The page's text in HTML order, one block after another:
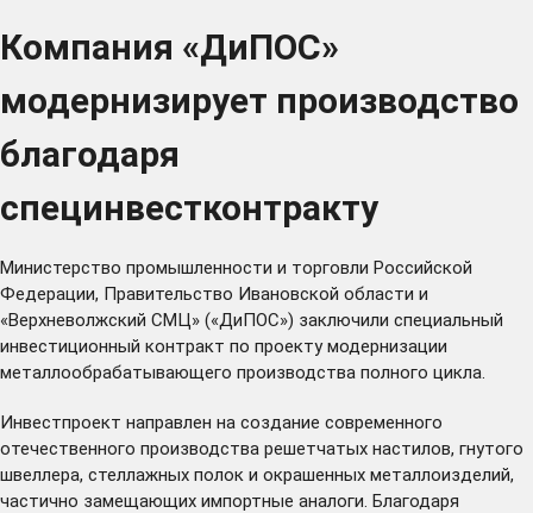
Компания «ДиПОС»
модернизирует производство
благодаря
специнвестконтракту
Министерство промышленности и торговли Российской
Федерации, Правительство Ивановской области и
«Верхневолжский СМЦ» («ДиПОС») заключили специальный
инвестиционный контракт по проекту модернизации
металлообрабатывающего производства полного цикла.
Инвестпроект направлен на создание современного
отечественного производства решетчатых настилов, гнутого
швеллера, стеллажных полок и окрашенных металлоизделий,
частично замещающих импортные аналоги. Благодаря